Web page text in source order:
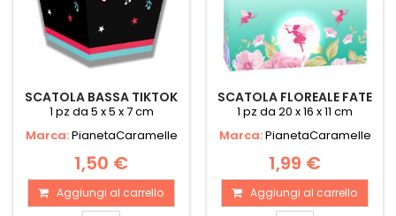
SCATOLA BASSA TIKTOK
1 pz da 5 x 5 x 7 cm
Marca:PianetaCaramelle
1,50 €
Aggiungi al carrello
SCATOLA FLOREALE FATE
1 pz da 20 x 16 x 11 cm
Marca:PianetaCaramelle
1,99 €
Aggiungi al carrello